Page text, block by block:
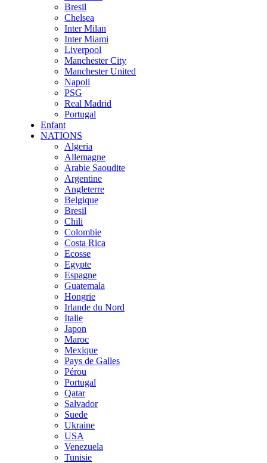
Bresil
Chelsea
Inter Milan
Inter Miami
Liverpool
Manchester City
Manchester United
Napoli
PSG
Real Madrid
Portugal
Enfant
NATIONS
Algeria
Allemagne
Arabie Saoudite
Argentine
Angleterre
Belgique
Bresil
Chili
Colombie
Costa Rica
Ecosse
Egypte
Espagne
Guatemala
Hongrie
Irlande du Nord
Italie
Japon
Maroc
Mexique
Pays de Galles
Pérou
Portugal
Qatar
Salvador
Suede
Ukraine
USA
Venezuela
Tunisie